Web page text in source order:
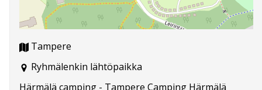
Tampere
Ryhmälenkin lähtöpaikka
Härmälä camping - Tampere Camping Härmälä